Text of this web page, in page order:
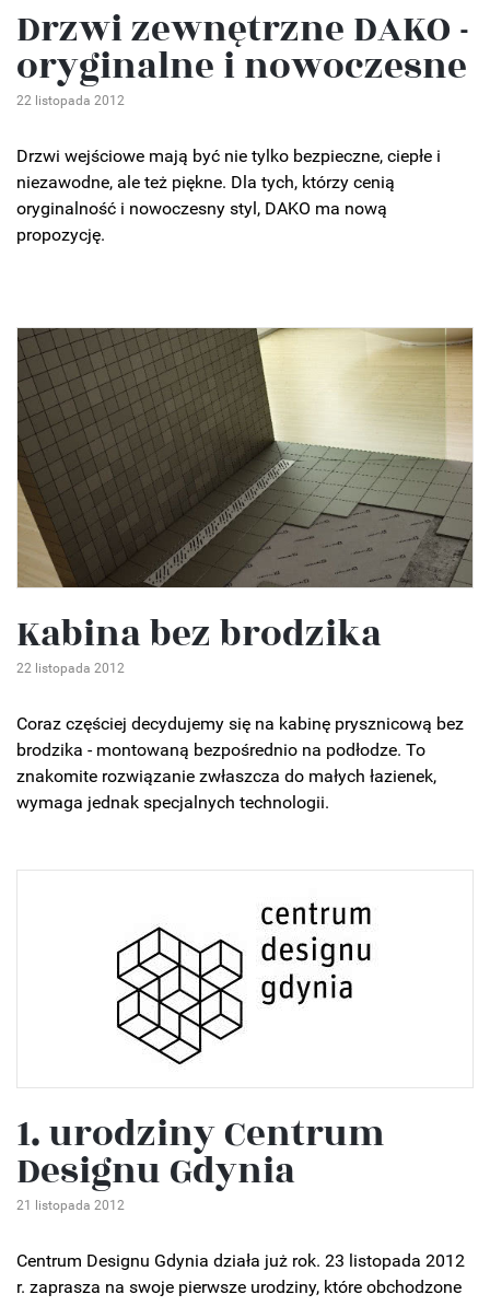
Drzwi zewnętrzne DAKO -
oryginalne i nowoczesne
22 listopada 2012
Drzwi wejściowe mają być nie tylko bezpieczne, ciepłe i
niezawodne, ale też piękne. Dla tych, którzy cenią
oryginalność i nowoczesny styl, DAKO ma nową
propozycję.
Kabina bez brodzika
22 listopada 2012
Coraz częściej decydujemy się na kabinę prysznicową bez
brodzika - montowaną bezpośrednio na podłodze. To
znakomite rozwiązanie zwłaszcza do małych łazienek,
wymaga jednak specjalnych technologii.
1. urodziny Centrum
Designu Gdynia
21 listopada 2012
Centrum Designu Gdynia działa już rok. 23 listopada 2012
r. zaprasza na swoje pierwsze urodziny, które obchodzone